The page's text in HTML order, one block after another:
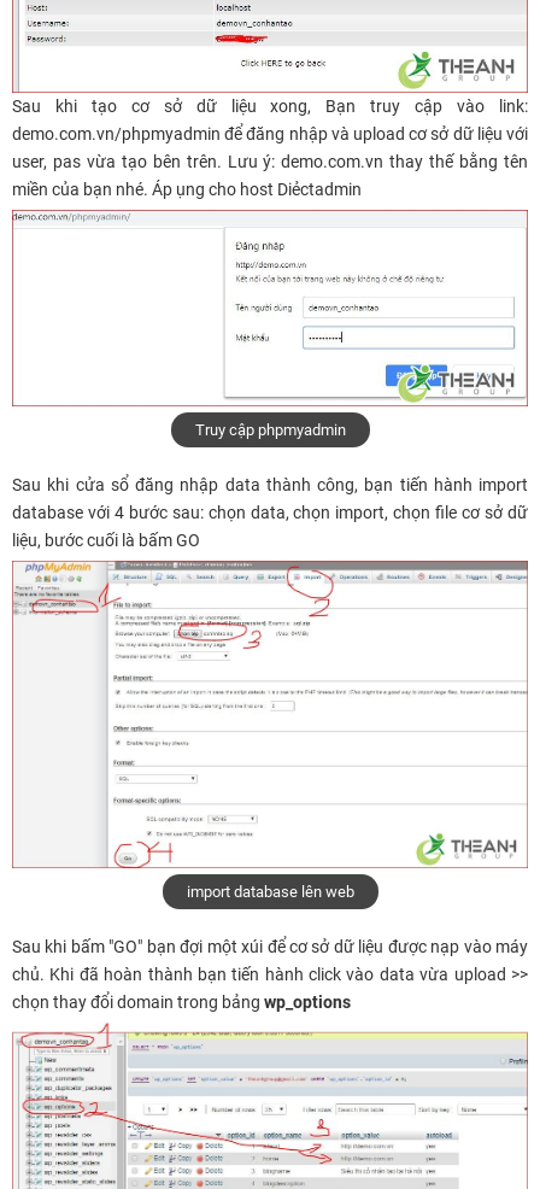
Sau khi tạo cơ sở dữ liệu xong, Bạn truy cập vào link:
demo.com.vn/phpmyadmin để đăng nhập và upload cơ sở dữ liệu với
user, pas vừa tạo bên trên. Lưu ý: demo.com.vn thay thế bằng tên
miền của bạn nhé. Áp ụng cho host Diẻctadmin
Truy cập phpmyadmin
Sau khi cửa sổ đăng nhập data thành công, bạn tiến hành import
database với 4 bước sau: chọn data, chọn import, chọn file cơ sở dữ
liệu, bước cuối là bấm GO
import database lên web
Sau khi bấm "GO" bạn đợi một xúi để cơ sở dữ liệu được nạp vào máy
chủ. Khi đã hoàn thành bạn tiến hành click vào data vừa upload >>
chọn thay đổi domain trong bảng wp_options